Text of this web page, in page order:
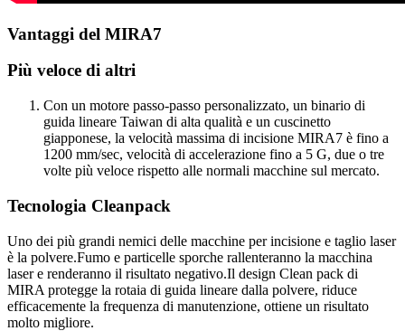
Vantaggi del MIRA7
Più veloce di altri
Con un motore passo-passo personalizzato, un binario di
guida lineare Taiwan di alta qualità e un cuscinetto
giapponese, la velocità massima di incisione MIRA7 è fino a
1200 mm/sec, velocità di accelerazione fino a 5 G, due o tre
volte più veloce rispetto alle normali macchine sul mercato.
Tecnologia Cleanpack
Uno dei più grandi nemici delle macchine per incisione e taglio laser
è la polvere.Fumo e particelle sporche rallenteranno la macchina
laser e renderanno il risultato negativo.Il design Clean pack di
MIRA protegge la rotaia di guida lineare dalla polvere, riduce
efficacemente la frequenza di manutenzione, ottiene un risultato
molto migliore.